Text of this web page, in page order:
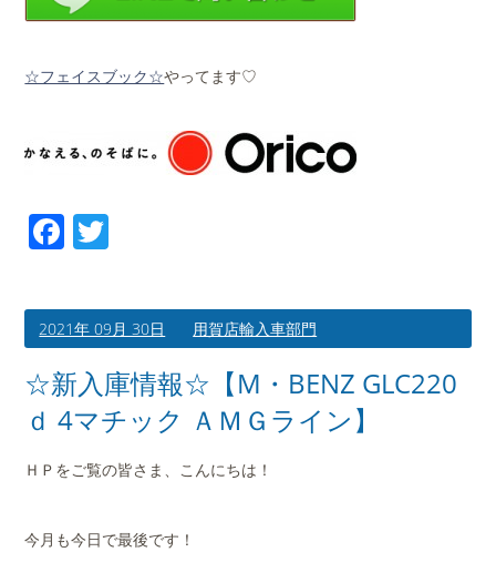
☆フェイスブック☆やってます♡
Facebook
2021年 09月 30日 用賀店輸入車部門
☆新入庫情報☆【M・BENZ GLC220
ｄ 4マチック ＡＭＧライン】
ＨＰをご覧の皆さま、こんにちは！
今月も今日で最後です！